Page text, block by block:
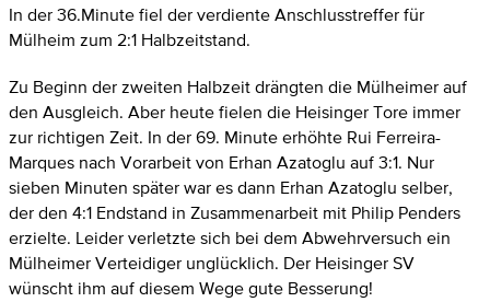
In der 36.Minute fiel der verdiente Anschlusstreffer für
Mülheim zum 2:1 Halbzeitstand.
Zu Beginn der zweiten Halbzeit drängten die Mülheimer auf
den Ausgleich. Aber heute fielen die Heisinger Tore immer
zur richtigen Zeit. In der 69. Minute erhöhte Rui Ferreira-
Marques nach Vorarbeit von Erhan Azatoglu auf 3:1. Nur
sieben Minuten später war es dann Erhan Azatoglu selber,
der den 4:1 Endstand in Zusammenarbeit mit Philip Penders
erzielte. Leider verletzte sich bei dem Abwehrversuch ein
Mülheimer Verteidiger unglücklich. Der Heisinger SV
wünscht ihm auf diesem Wege gute Besserung!